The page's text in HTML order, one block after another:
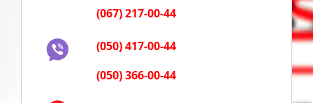
(067) 217-00-44
(050) 417-00-44
(050) 366-00-44